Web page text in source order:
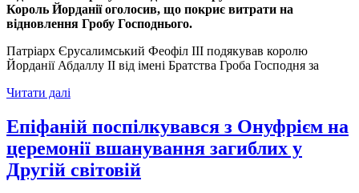
Король Йорданії оголосив, що покриє витрати на
відновлення Гробу Господнього.
Патріарх Єрусалимський Феофіл III подякував королю
Йорданії Абдаллу II від імені Братства Гроба Господня за
Читати далі
Епіфаній поспілкувався з Онуфрієм на
церемонії вшанування загиблих у
Другій світовій